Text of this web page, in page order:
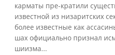
карматы пре-кратили
известной из низаритских
более известные как
шах официально признал
шиизма...